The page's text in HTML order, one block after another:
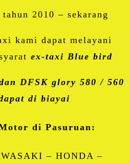
2010 – sekarang
kami dapat melayani
ex-taxi Blue bird
DFSK glory 580 / 560
di biayai
di Pasuruan:
– HONDA –